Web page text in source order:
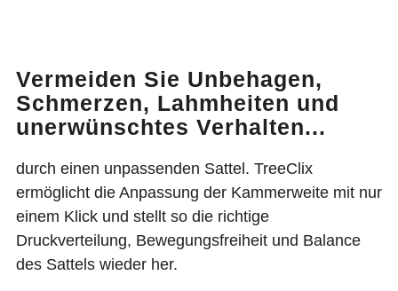
Vermeiden Sie Unbehagen,
Schmerzen, Lahmheiten und
unerwünschtes Verhalten...
durch einen unpassenden Sattel. TreeClix
ermöglicht die Anpassung der Kammerweite mit nur
einem Klick und stellt so die richtige
Druckverteilung, Bewegungsfreiheit und Balance
des Sattels wieder her.